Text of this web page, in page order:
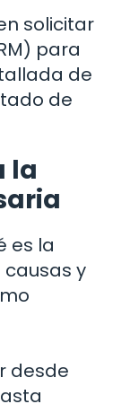
solicitar
para
de
de
la
es la
y
desde